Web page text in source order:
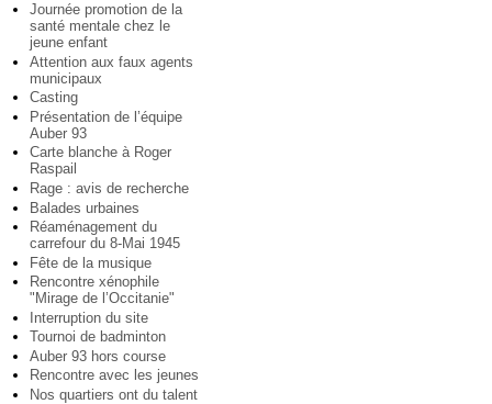
Journée promotion de la
santé mentale chez le
jeune enfant
Attention aux faux agents
municipaux
Casting
Présentation de l’équipe
Auber 93
Carte blanche à Roger
Raspail
Rage : avis de recherche
Balades urbaines
Réaménagement du
carrefour du 8-Mai 1945
Fête de la musique
Rencontre xénophile
"Mirage de l’Occitanie"
Interruption du site
Tournoi de badminton
Auber 93 hors course
Rencontre avec les jeunes
Nos quartiers ont du talent